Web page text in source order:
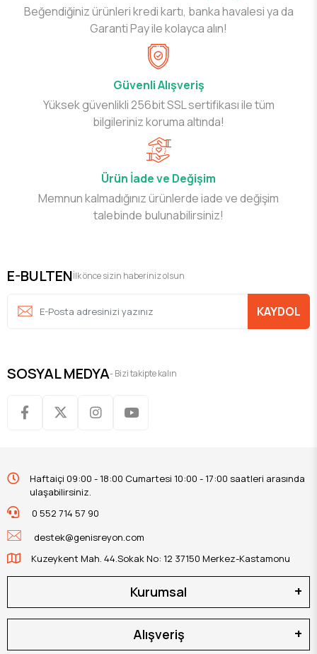
Beğendiğiniz ürünleri kredi kartı, banka havalesi ya da
Garanti Pay ile kolayca alın!
Güvenli Alışveriş
Yüksek güvenlikli 256bit SSL sertifikası ile tüm
bilgileriniz koruma altında!
Ürün İade ve Değişim
Memnun kalmadığınız ürünlerde iade ve değişim
talebinde bulunabilirsiniz!
E-BULTENİlk önce sizin haberiniz olsun
KAYDOL
SOSYAL MEDYA- Bizi takipte kalın
Haftaiçi 09:00 - 18:00 Cumartesi 10:00 - 17:00 saatleri arasında
ulaşabilirsiniz.
0 552 714 57 90
destek@genisreyon.com
Kuzeykent Mah. 44.Sokak No: 12 37150 Merkez-Kastamonu
Kurumsal
Alışveriş